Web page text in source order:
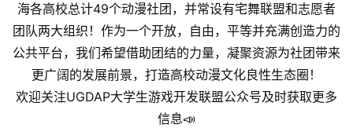
海各高校总计49个动漫社团，并常设有宅舞联盟和志愿者
团队两大组织！作为一个开放，自由，平等并充满创造力的
公共平台，我们希望借助团结的力量，凝聚资源为社团带来
更广阔的发展前景，打造高校动漫文化良性生态圈！
欢迎关注UGDAP大学生游戏开发联盟公众号及时获取更多
信息📣